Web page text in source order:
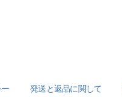
発送と返品に関して